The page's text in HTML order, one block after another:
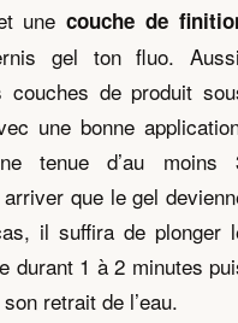
unecouche de
gel ton fluo.
de produit
une bonne
tenue d’au moins
que le gel
il suffira de plonger
durant 1 à 2 minutes
retrait de l’eau.